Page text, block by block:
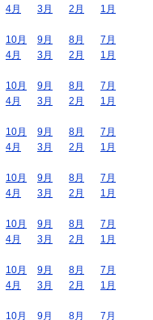
4月 3月 2月
1月
10月 9月 8月
7月
4月 3月 2月
1月
10月 9月 8月
7月
4月 3月 2月
1月
10月 9月 8月
7月
4月 3月 2月
1月
10月 9月 8月
7月
4月 3月 2月
1月
10月 9月 8月
7月
4月 3月 2月
1月
10月 9月 8月
7月
4月 3月 2月
1月
10月 9月 8月 7月